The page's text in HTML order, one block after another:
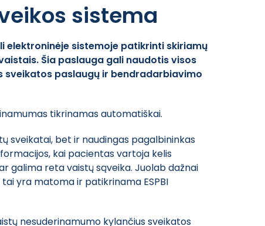
sistema
elektroninėje sistemoje patikrinti skiriamų
Šia paslauga gali naudotis visos
sveikatos paslaugų ir bendradarbiavimo
tikrinamas automatiškai.
sveikatai, bet ir naudingas pagalbininkas
kai pacientas vartoja kelis
galima reta vaistų sąveika. Juolab dažnai
yra matoma ir patikrinama ESPBI
nesuderinamumo kylančius sveikatos